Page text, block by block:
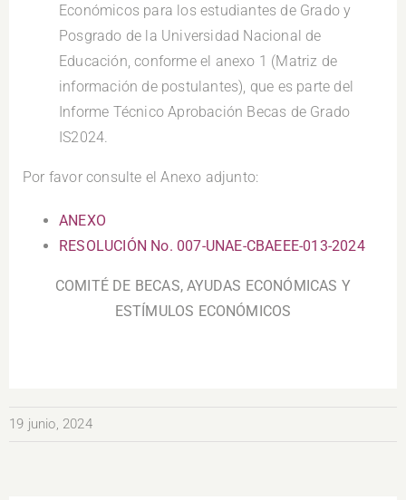
Económicos para los estudiantes de Grado y
Posgrado de la Universidad Nacional de
Educación, conforme el anexo 1 (Matriz de
información de postulantes), que es parte del
Informe Técnico Aprobación Becas de Grado
IS2024.
Por favor consulte el Anexo adjunto:
ANEXO
RESOLUCIÓN No. 007-UNAE-CBAEEE-013-2024
COMITÉ DE BECAS, AYUDAS ECONÓMICAS Y
ESTÍMULOS ECONÓMICOS
19 junio, 2024